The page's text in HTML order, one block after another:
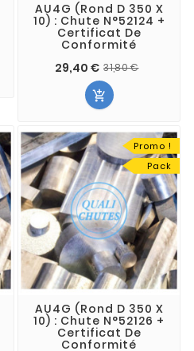
AU4G (Rond D 350 X
10) : Chute N°52124 +
Certificat De
Conformité
29,40 € 31,80 €

Promo !
Pack
AU4G (Rond D 350 X
10) : Chute N°52126 +
Certificat De
Conformité